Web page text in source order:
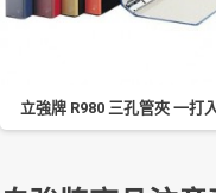
立強牌 R980 三孔管夾 一打